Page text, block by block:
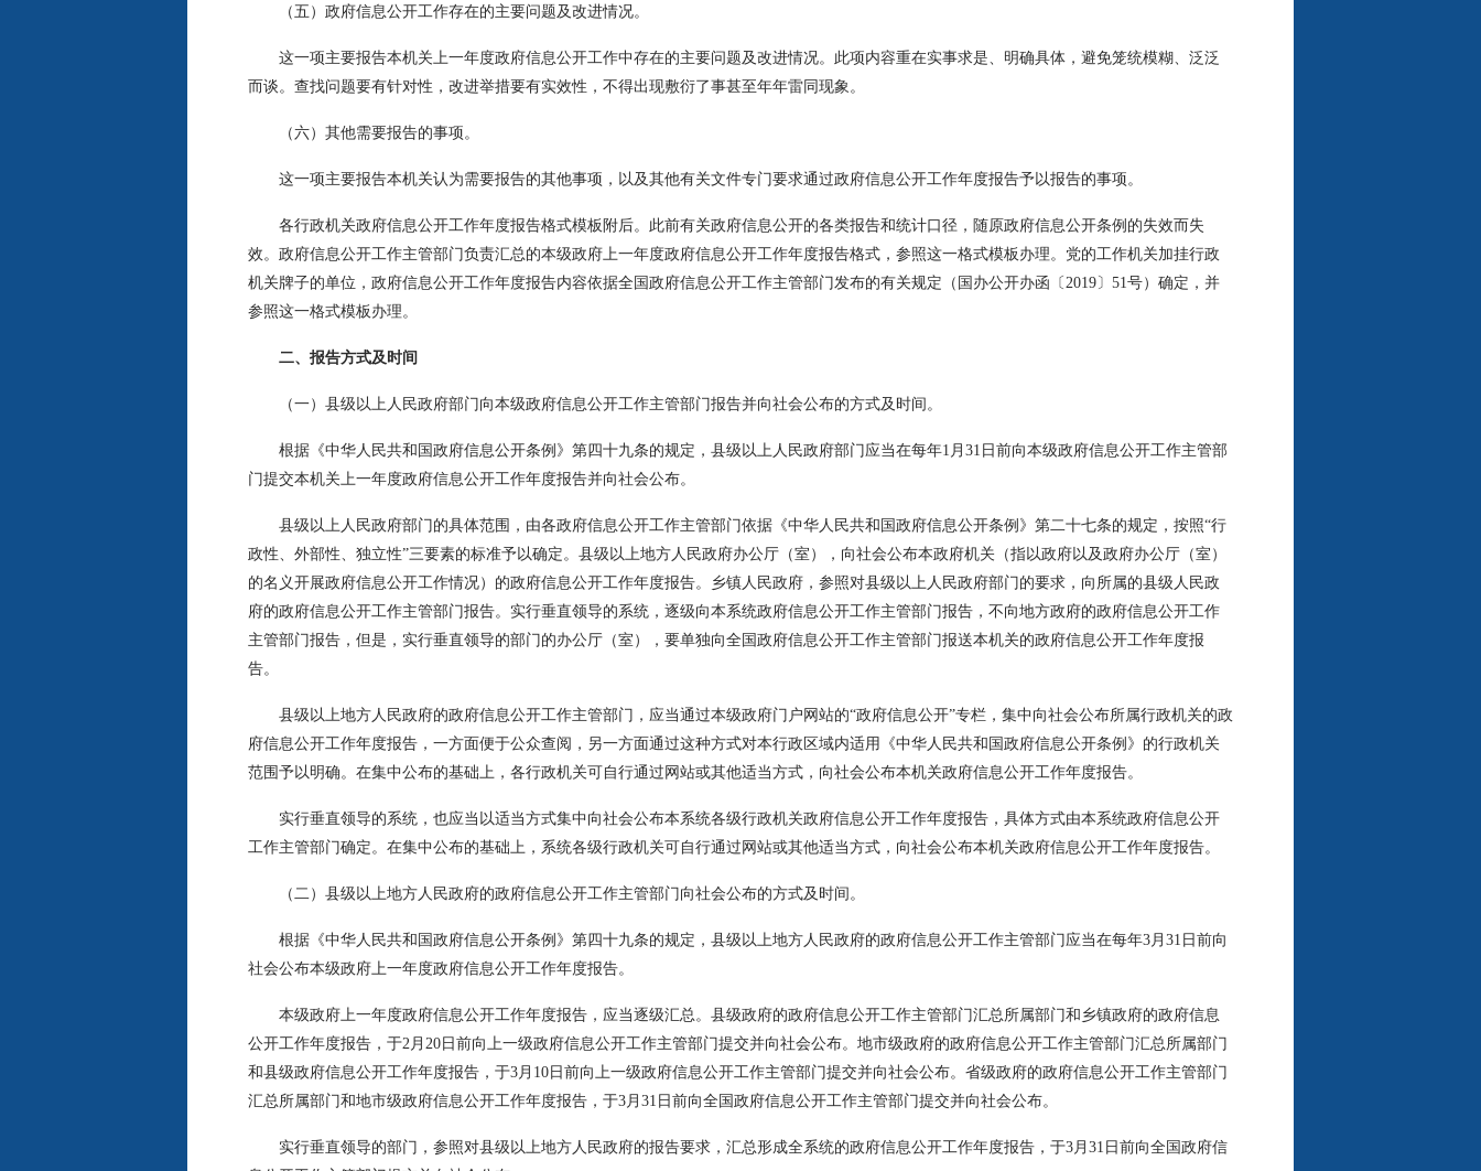
（五）政府信息公开工作存在的主要问题及改进情况。
这一项主要报告本机关上一年度政府信息公开工作中存在的主要问题及改进情况。此项内容重在实事求是、明确具体，避免笼统模糊、泛泛
而谈。查找问题要有针对性，改进举措要有实效性，不得出现敷衍了事甚至年年雷同现象。
（六）其他需要报告的事项。
这一项主要报告本机关认为需要报告的其他事项，以及其他有关文件专门要求通过政府信息公开工作年度报告予以报告的事项。
各行政机关政府信息公开工作年度报告格式模板附后。此前有关政府信息公开的各类报告和统计口径，随原政府信息公开条例的失效而失
效。政府信息公开工作主管部门负责汇总的本级政府上一年度政府信息公开工作年度报告格式，参照这一格式模板办理。党的工作机关加挂行政
机关牌子的单位，政府信息公开工作年度报告内容依据全国政府信息公开工作主管部门发布的有关规定（国办公开办函〔2019〕51号）确定，并
参照这一格式模板办理。
二、报告方式及时间
（一）县级以上人民政府部门向本级政府信息公开工作主管部门报告并向社会公布的方式及时间。
根据《中华人民共和国政府信息公开条例》第四十九条的规定，县级以上人民政府部门应当在每年1月31日前向本级政府信息公开工作主管部
门提交本机关上一年度政府信息公开工作年度报告并向社会公布。
县级以上人民政府部门的具体范围，由各政府信息公开工作主管部门依据《中华人民共和国政府信息公开条例》第二十七条的规定，按照“行
政性、外部性、独立性”三要素的标准予以确定。县级以上地方人民政府办公厅（室），向社会公布本政府机关（指以政府以及政府办公厅（室）
的名义开展政府信息公开工作情况）的政府信息公开工作年度报告。乡镇人民政府，参照对县级以上人民政府部门的要求，向所属的县级人民政
府的政府信息公开工作主管部门报告。实行垂直领导的系统，逐级向本系统政府信息公开工作主管部门报告，不向地方政府的政府信息公开工作
主管部门报告，但是，实行垂直领导的部门的办公厅（室），要单独向全国政府信息公开工作主管部门报送本机关的政府信息公开工作年度报
告。
县级以上地方人民政府的政府信息公开工作主管部门，应当通过本级政府门户网站的“政府信息公开”专栏，集中向社会公布所属行政机关的政
府信息公开工作年度报告，一方面便于公众查阅，另一方面通过这种方式对本行政区域内适用《中华人民共和国政府信息公开条例》的行政机关
范围予以明确。在集中公布的基础上，各行政机关可自行通过网站或其他适当方式，向社会公布本机关政府信息公开工作年度报告。
实行垂直领导的系统，也应当以适当方式集中向社会公布本系统各级行政机关政府信息公开工作年度报告，具体方式由本系统政府信息公开
工作主管部门确定。在集中公布的基础上，系统各级行政机关可自行通过网站或其他适当方式，向社会公布本机关政府信息公开工作年度报告。
（二）县级以上地方人民政府的政府信息公开工作主管部门向社会公布的方式及时间。
根据《中华人民共和国政府信息公开条例》第四十九条的规定，县级以上地方人民政府的政府信息公开工作主管部门应当在每年3月31日前向
社会公布本级政府上一年度政府信息公开工作年度报告。
本级政府上一年度政府信息公开工作年度报告，应当逐级汇总。县级政府的政府信息公开工作主管部门汇总所属部门和乡镇政府的政府信息
公开工作年度报告，于2月20日前向上一级政府信息公开工作主管部门提交并向社会公布。地市级政府的政府信息公开工作主管部门汇总所属部门
和县级政府信息公开工作年度报告，于3月10日前向上一级政府信息公开工作主管部门提交并向社会公布。省级政府的政府信息公开工作主管部门
汇总所属部门和地市级政府信息公开工作年度报告，于3月31日前向全国政府信息公开工作主管部门提交并向社会公布。
实行垂直领导的部门，参照对县级以上地方人民政府的报告要求，汇总形成全系统的政府信息公开工作年度报告，于3月31日前向全国政府信